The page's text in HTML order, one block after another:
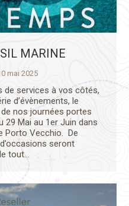
MARINE
mai 2025
de services à vos côtés,
d’évènements, le
nos journées portes
29 Mai au 1er Juin dans
Porto Vecchio. De
seront
tout…